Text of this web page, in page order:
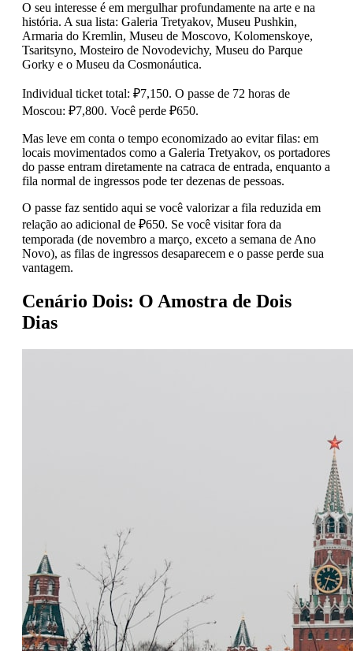
O seu interesse é em mergulhar profundamente na arte e na
história. A sua lista: Galeria Tretyakov, Museu Pushkin,
Armaria do Kremlin, Museu de Moscovo, Kolomenskoye,
Tsaritsyno, Mosteiro de Novodevichy, Museu do Parque
Gorky e o Museu da Cosmonáutica.
Individual ticket total: ₽7,150. O passe de 72 horas de
Moscou: ₽7,800. Você perde ₽650.
Mas leve em conta o tempo economizado ao evitar filas: em
locais movimentados como a Galeria Tretyakov, os portadores
do passe entram diretamente na catraca de entrada, enquanto a
fila normal de ingressos pode ter dezenas de pessoas.
O passe faz sentido aqui se você valorizar a fila reduzida em
relação ao adicional de ₽650. Se você visitar fora da
temporada (de novembro a março, exceto a semana de Ano
Novo), as filas de ingressos desaparecem e o passe perde sua
vantagem.
Cenário Dois: O Amostra de Dois
Dias